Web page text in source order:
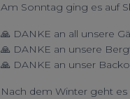
Am Sonntag ging es auf
🙏 DANKE an all unsere
🙏 DANKE an unsere
🙏 DANKE an unser
Nach dem Winter geht es